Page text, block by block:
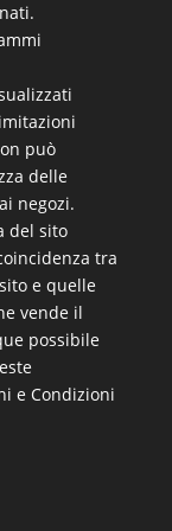
può
delle
negozi.
del sito
tra
e quelle
vende il
possibile
e Condizioni